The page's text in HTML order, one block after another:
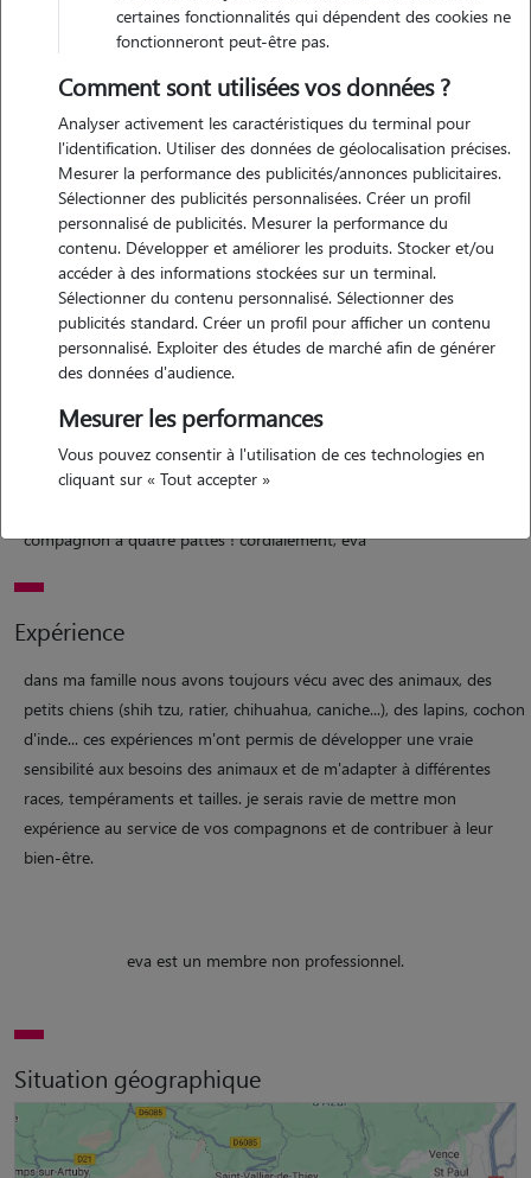
Motivation
bonjour, depuis toujours, je suis passionnée par les animaux. ayant
grandi entourée d'eux, je sais à quel point leur bien-être est essentiel.
grâce à mon emploi du temps flexible, je pourrai consacrer tout le
temps nécessaire à m'occuper de votre compagnon, que ce soit pour
lui tenir compagnie, le nourrir ou le promener si nécessaire. je suis
également véhiculée, ce qui me permet de me rendre facilement à
votre domicile pour prendre soin de votre animal dans son
qu'étudiante, cette activité me permettrait non seulement de
m'épanouir dans ce que j'aime, mais aussi de bénéficier d'un
complément de revenu. n'hésitez pas à me contacter pour discuter
compagnon à quatre pattes ! cordialement, eva
Expérience
dans ma famille nous avons toujours vécu avec des animaux, des
petits chiens (shih tzu, ratier, chihuahua, caniche...), des lapins, cochon
d'inde... ces expériences m'ont permis de développer une vraie
sensibilité aux besoins des animaux et de m'adapter à différentes
races, tempéraments et tailles. je serais ravie de mettre mon
expérience au service de vos compagnons et de contribuer à leur
bien-être.
eva est un membre non professionnel.
Situation géographique
certaines fonctionnalités qui dépendent des cookies ne
fonctionneront peut-être pas.
Comment sont utilisées vos données ?
Analyser activement les caractéristiques du terminal pour
l'identification. Utiliser des données de géolocalisation précises.
Mesurer la performance des publicités/annonces publicitaires.
Sélectionner des publicités personnalisées. Créer un profil
personnalisé de publicités. Mesurer la performance du
contenu. Développer et améliorer les produits. Stocker et/ou
accéder à des informations stockées sur un terminal.
Sélectionner du contenu personnalisé. Sélectionner des
publicités standard. Créer un profil pour afficher un contenu
personnalisé. Exploiter des études de marché afin de générer
des données d'audience.
Mesurer les performances
Vous pouvez consentir à l'utilisation de ces technologies en
cliquant sur « Tout accepter »